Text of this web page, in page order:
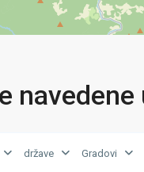
navedene
države Gradovi